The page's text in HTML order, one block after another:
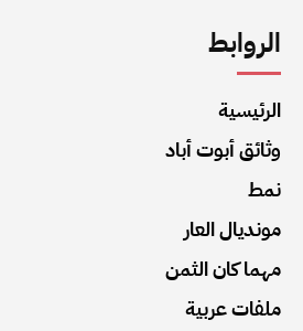
الروابط
الرئيسية
وثائق أبوت أباد
نمط
مونديال العار
مهما كان الثمن
ملفات عربية